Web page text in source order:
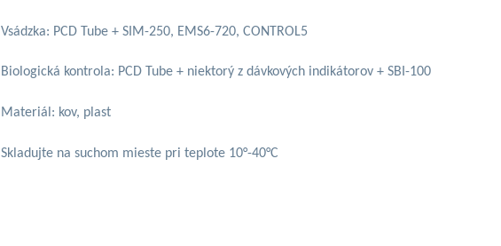
Vsádzka: PCD Tube + SIM-250, EMS6-720, CONTROL5
Biologická kontrola: PCD Tube + niektorý z dávkových indikátorov + SBI-100
Materiál: kov, plast
Skladujte na suchom mieste pri teplote 10°-40°C